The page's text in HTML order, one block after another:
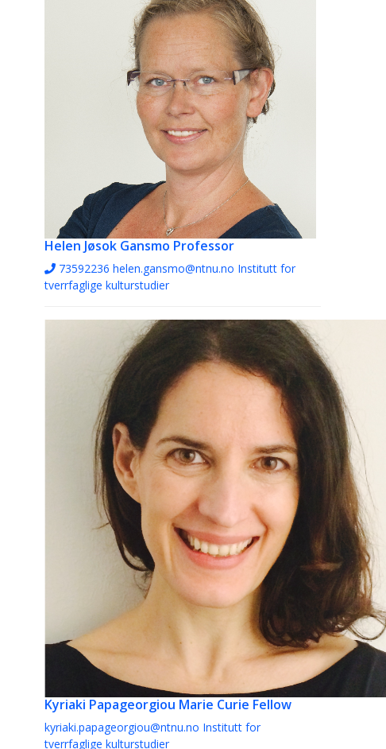
Helen Jøsok Gansmo Professor
73592236 helen.gansmo@ntnu.no Institutt for
tverrfaglige kulturstudier
Kyriaki Papageorgiou Marie Curie Fellow
kyriaki.papageorgiou@ntnu.no Institutt for
tverrfaglige kulturstudier